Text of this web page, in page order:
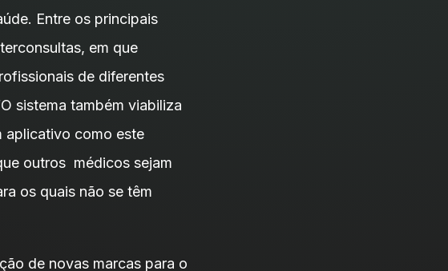
Entre os principais
em que
de diferentes
sistema também viabiliza
aplicativo como este
outros médicos sejam
os quais não se têm
de novas marcas para o